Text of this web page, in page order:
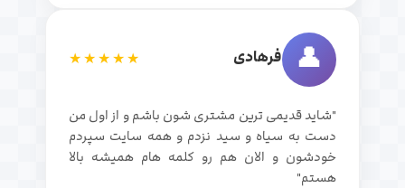
👤 فرهادی ★★★★★
"شاید قدیمی ترین مشتری شون باشم و از اول من
دست به سیاه و سید نزدم و همه سایت سپردم
خودشون و الان هم رو کلمه هام همیشه بالا
هستم"